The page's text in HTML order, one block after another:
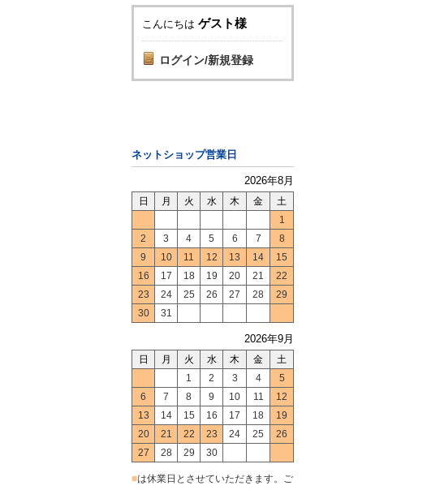
こんにちは ゲスト様
ログイン/新規登録
ネットショップ営業日
2026年8月
日 月 火 水 木 金
土
1
2
3 4 5 6 7
8
9
10 11 12 13 14
15
16
17 18 19 20 21
22
23
24 25 26 27 28
29
30
31
2026年9月
日 月 火 水 木 金
土
1
2 3 4
5
6
7 8 9 10 11
12
13
14 15 16 17 18
19
20
21 22 23 24 25
26
27
28 29 30
■は休業日とさせていただきます。ご